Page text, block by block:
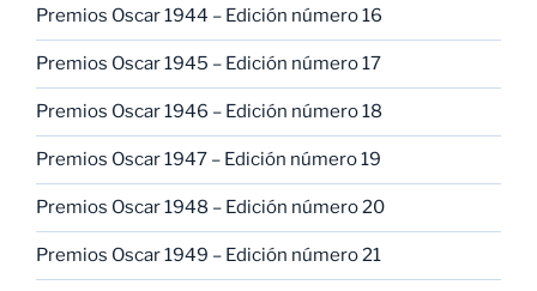
Premios Oscar 1944 – Edición número 16
Premios Oscar 1945 – Edición número 17
Premios Oscar 1946 – Edición número 18
Premios Oscar 1947 – Edición número 19
Premios Oscar 1948 – Edición número 20
Premios Oscar 1949 – Edición número 21